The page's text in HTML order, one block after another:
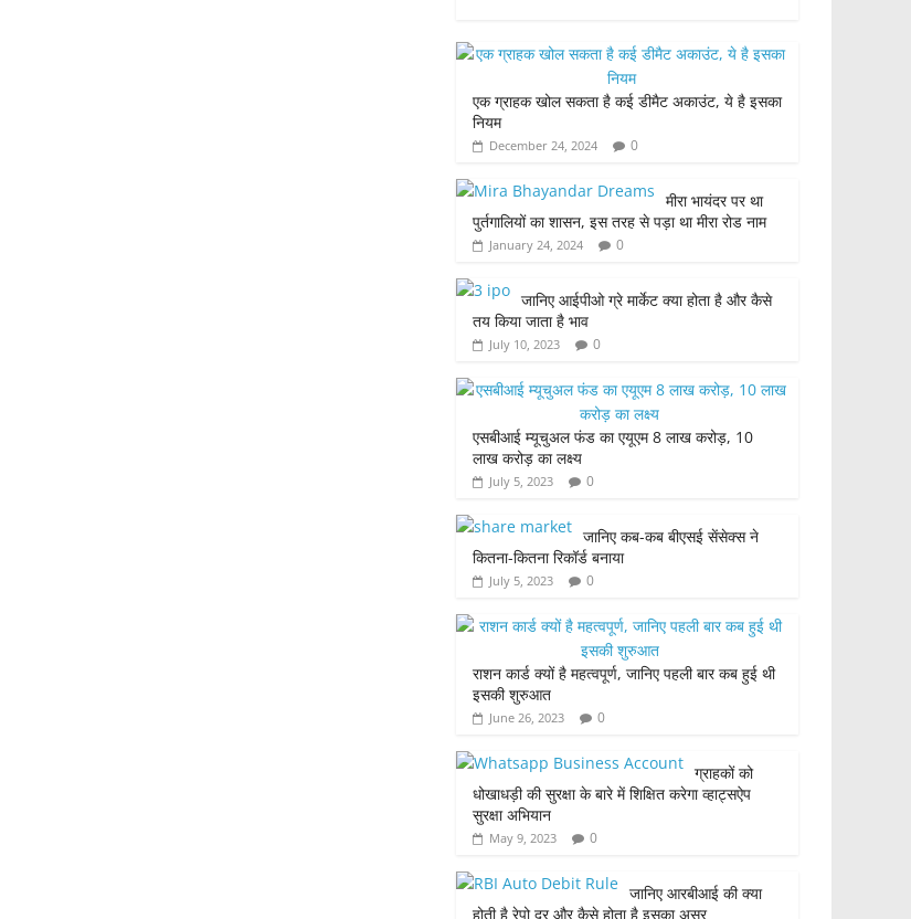
c
b
o
o
k
itt at
s
A
p
p
ar
e
एक ग्राहक खोल सकता है कई डीमैट अकाउंट, ये है इसका
नियम
December 24, 2024 0
मीरा भायंदर पर था
पुर्तगालियों का शासन, इस तरह से पड़ा था मीरा रोड नाम
January 24, 2024 0
जानिए आईपीओ ग्रे मार्केट क्या होता है और कैसे
तय किया जाता है भाव
July 10, 2023 0
एसबीआई म्यूचुअल फंड का एयूएम 8 लाख करोड़, 10
लाख करोड़ का लक्ष्य
July 5, 2023 0
जानिए कब-कब बीएसई सेंसेक्स ने
कितना-कितना रिकॉर्ड बनाया
July 5, 2023 0
राशन कार्ड क्यों है महत्वपूर्ण, जानिए पहली बार कब हुई थी
इसकी शुरुआत
June 26, 2023 0
ग्राहकों को
धोखाधड़ी की सुरक्षा के बारे में शिक्षित करेगा व्हाट्सऐप
सुरक्षा अभियान
May 9, 2023 0
जानिए आरबीआई की क्या
होती है रेपो दर और कैसे होता है इसका असर